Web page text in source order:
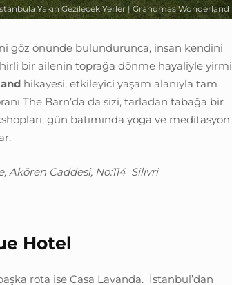
Yakın Gezilecek Yerler | Grandmas Wonderland
göz önünde bulundurunca, insan kendini
bir ailenin toprağa dönme hayaliyle yirmi
hikayesi, etkileyici yaşam alanıyla tam
The Barn’da da sizi, tarladan tabağa bir
gün batımında yoga ve meditasyon
Caddesi, No:114 Silivri
Hotel
rota ise Casa Lavanda. İstanbul’dan